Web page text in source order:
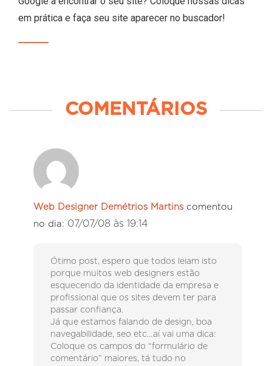
em prática e faça seu site aparecer no buscador!
COMENTÁRIOS
Web Designer Demétrios Martins comentou
no dia: 07/07/08 às 19:14
Ótimo post, espero que todos leiam isto
porque muitos web designers estão
esquecendo da identidade da empresa e
profissional que os sites devem ter para
passar confiança.
Já que estamos falando de design, boa
navegabilidade, seo etc…aí vai uma dica:
Coloque os campos do “formulário de
comentário” maiores, tá tudo no